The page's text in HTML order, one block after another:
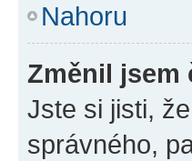
Nahoru
Změnil jsem
Jste si jisti,
správného,